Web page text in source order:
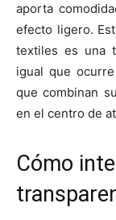
aporta
efecto ligero.
textiles es una
igual que
que combinan
en el centro de
Cómo